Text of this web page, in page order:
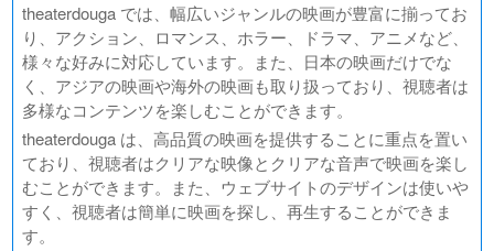
theaterdouga では、幅広いジャンルの映画が豊富に揃ってお
り、アクション、ロマンス、ホラー、ドラマ、アニメなど、
様々な好みに対応しています。また、日本の映画だけでな
く、アジアの映画や海外の映画も取り扱っており、視聴者は
多様なコンテンツを楽しむことができます。
theaterdouga は、高品質の映画を提供することに重点を置い
ており、視聴者はクリアな映像とクリアな音声で映画を楽し
むことができます。また、ウェブサイトのデザインは使いや
すく、視聴者は簡単に映画を探し、再生することができま
す。